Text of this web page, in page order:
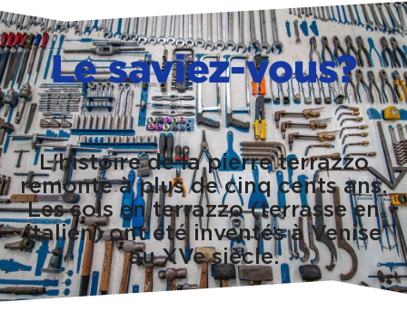
Le saviez-vous?
L'histoire de la pierre terrazzo
remonte à plus de cinq cents ans.
Les sols en terrazzo (terrasse en
italien) ont été inventés à Venise
au XVe siècle.